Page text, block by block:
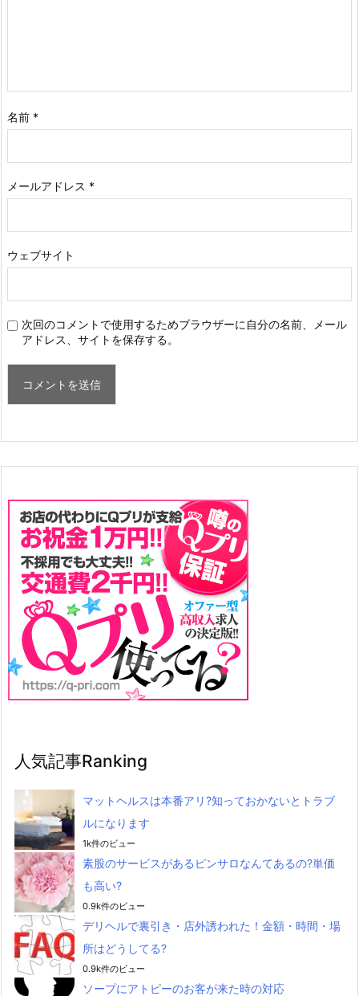
名前 *
メールアドレス *
ウェブサイト
次回のコメントで使用するためブラウザーに自分の名前、メール
アドレス、サイトを保存する。
人気記事Ranking
マットヘルスは本番アリ?知っておかないとトラブ
ルになります
1k件のビュー
素股のサービスがあるピンサロなんてあるの?単価
も高い?
0.9k件のビュー
デリヘルで裏引き・店外誘われた！金額・時間・場
所はどうしてる?
0.9k件のビュー
ソープにアトピーのお客が来た時の対応